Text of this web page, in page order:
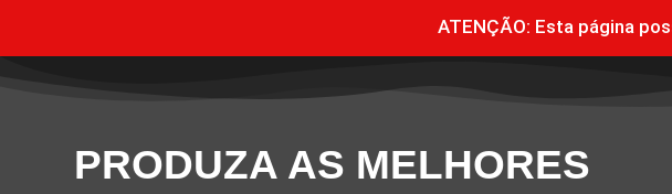
ATENÇÃO: Esta página
PRODUZA AS MELHORES